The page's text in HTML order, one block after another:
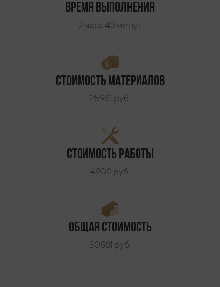
Время выполнения
2 часа 40 минут
Стоимость материалов
25981 руб.
Стоимость работы
4900 руб.
Общая стоимость
30881 руб.